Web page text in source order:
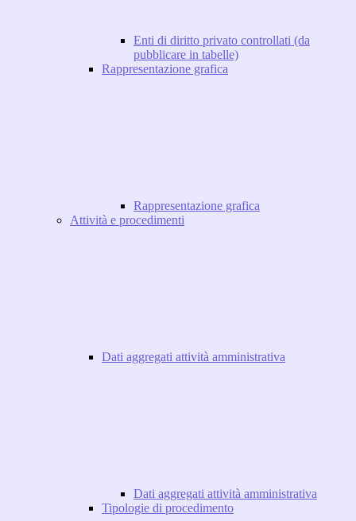
Enti di diritto privato controllati (da
pubblicare in tabelle)
Rappresentazione grafica
Rappresentazione grafica
Attività e procedimenti
Dati aggregati attività amministrativa
Dati aggregati attività amministrativa
Tipologie di procedimento